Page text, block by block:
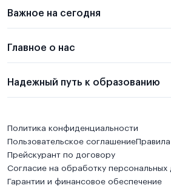
Важное на сегодня
Главное о нас
Надежный путь к образованию
Политика конфиденциальности
Пользовательское соглашение
Прейскурант по договору
Согласие на обработку персональных
Гарантии и финансовое обеспечение